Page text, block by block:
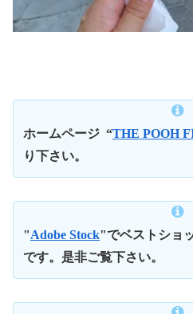
ホームページ “THE POOH
り下さい。
"Adobe Stock"でベストショ
です。是非ご覧下さい。